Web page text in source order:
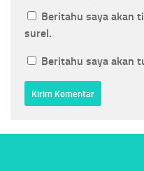
Beritahu saya akan
surel.
Beritahu saya akan